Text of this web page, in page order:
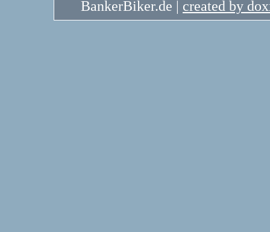
BankerBiker.de | created by